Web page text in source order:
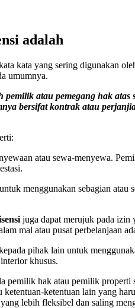
adalah
kata yang sering digunakan
umumnya.
atau pemegang hak
bersifat kontrak atau
atau sewa-menyewa.
menggunakan sebagian atau
juga dapat merujuk pada izin
mal atau pusat perbelanjaan
pihak lain untuk
khusus.
pemilik hak atau pemilik properti
ketentuan lain yang
lebih fleksibel dan saling